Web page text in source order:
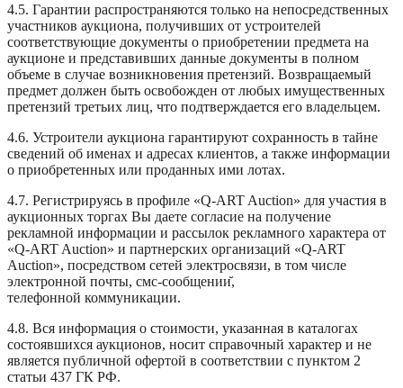
4.5. Гарантии распространяются только на непосредственных
участников аукциона, получивших от устроителей
соответствующие документы о приобретении предмета на
аукционе и представивших данные документы в полном
объеме в случае возникновения претензий. Возвращаемый
предмет должен быть освобожден от любых имущественных
претензий третьих лиц, что подтверждается его владельцем.
4.6. Устроители аукциона гарантируют сохранность в тайне
сведений об именах и адресах клиентов, а также информации
о приобретенных или проданных ими лотах.
4.7. Регистрируясь в профиле «Q-ART Auction» для участия в
аукционных торгах Вы даете согласие на получение
рекламной информации и рассылок рекламного характера от
«Q-ART Auction» и партнерских организаций «Q-ART
Auction», посредством сетей электросвязи, в том числе
электронной почты, смс-сообщении,
телефонной коммуникации.
4.8. Вся информация о стоимости, указанная в каталогах
состоявшихся аукционов, носит справочный характер и не
является публичной офертой в соответствии с пунктом 2
статьи 437 ГК РФ.